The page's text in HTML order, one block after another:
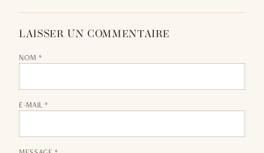
LAISSER UN COMMENTAIRE
NOM *
E-MAIL *